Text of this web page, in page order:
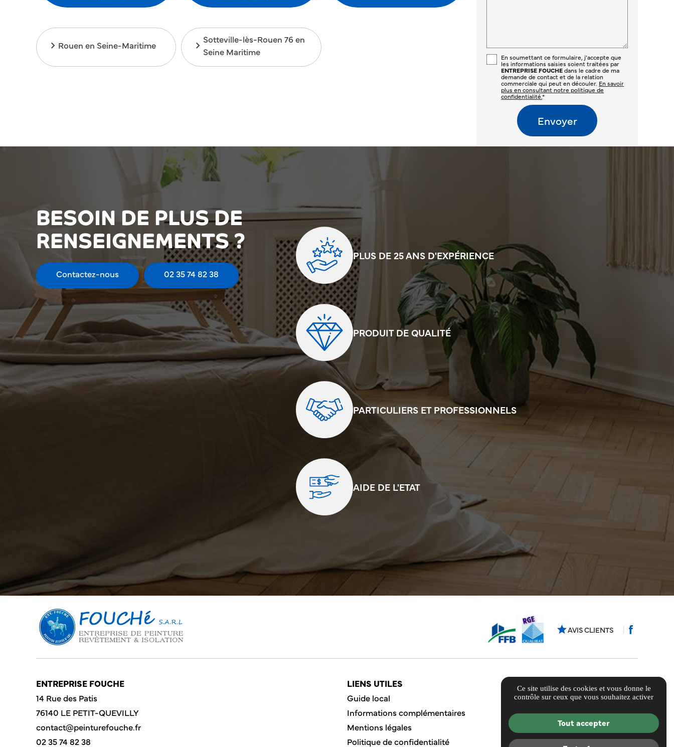
Rouen en Seine-Maritime
Sotteville-lès-Rouen 76 en
Seine Maritime
En soumettant ce formulaire, j'accepte que
les informations saisies soient traitées par
ENTREPRISE FOUCHEdans le cadre de ma
demande de contact et de la relation
commerciale qui peut en découler. En savoir
plus en consultant notre politique de
confidentialité.*
BESOIN DE PLUS DE
RENSEIGNEMENTS ?
Contactez-nous 02 35 74 82 38
PLUS DE 25 ANS D'EXPÉRIENCE
PRODUIT DE QUALITÉ
PARTICULIERS ET PROFESSIONNELS
AIDE DE L'ETAT
starAVIS CLIENTS
ENTREPRISE FOUCHE
14 Rue des Patis
76140 LE PETIT-QUEVILLY
contact@peinturefouche.fr
02 35 74 82 38
LIENS UTILES
Guide local
Informations complémentaires
Mentions légales
Politique de confidentialité
Ce site utilise des cookies et vous donne le
contrôle sur ceux que vous souhaitez activer
Tout accepter